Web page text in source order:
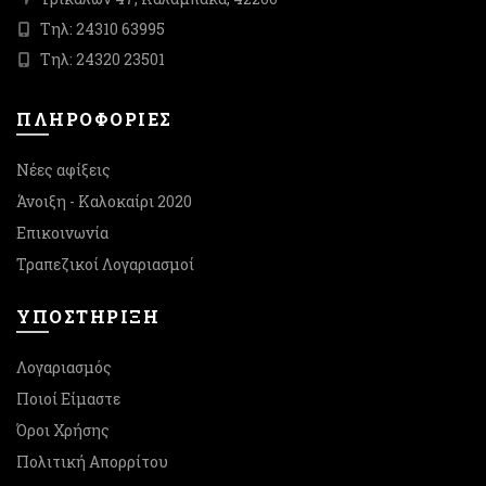
Τηλ: 24310 63995
Τηλ: 24320 23501
ΠΛΗΡΟΦΟΡΙΕΣ
Νέες αφίξεις
Άνοιξη - Καλοκαίρι 2020
Επικοινωνία
Τραπεζικοί Λογαριασμοί
ΥΠΟΣΤΉΡΙΞΗ
Λογαριασμός
Ποιοί Είμαστε
Όροι Χρήσης
Πολιτική Απορρίτου